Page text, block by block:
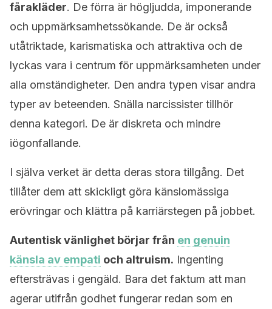
fårakläder. De förra är högljudda, imponerande
och uppmärksamhetssökande. De är också
utåtriktade, karismatiska och attraktiva och de
lyckas vara i centrum för uppmärksamheten under
alla omständigheter. Den andra typen visar andra
typer av beteenden. Snälla narcissister tillhör
denna kategori. De är diskreta och mindre
iögonfallande.
I själva verket är detta deras stora tillgång. Det
tillåter dem att skickligt göra känslomässiga
erövringar och klättra på karriärstegen på jobbet.
Autentisk vänlighet börjar från en genuin
känsla av empati och altruism. Ingenting
eftersträvas i gengäld. Bara det faktum att man
agerar utifrån godhet fungerar redan som en